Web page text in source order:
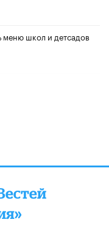
меню школ и детсадов